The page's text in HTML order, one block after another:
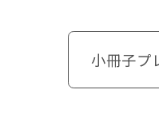
小冊子プ